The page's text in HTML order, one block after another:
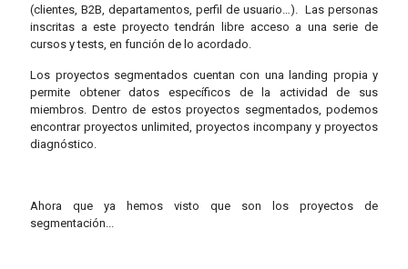
(clientes, B2B, departamentos, perfil de usuario…). Las personas
inscritas a este proyecto tendrán libre acceso a una serie de
cursos y tests, en función de lo acordado.
Los proyectos segmentados cuentan con una landing propia y
permite obtener datos específicos de la actividad de sus
miembros. Dentro de estos proyectos segmentados, podemos
encontrar proyectos unlimited, proyectos incompany y proyectos
diagnóstico.
Ahora que ya hemos visto que son los proyectos de
segmentación...